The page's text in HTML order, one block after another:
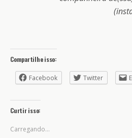
Compartilhe isso:
Facebook Twitter
Curtir isso:
Carregando...